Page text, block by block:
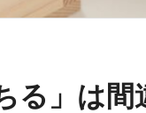
る」は